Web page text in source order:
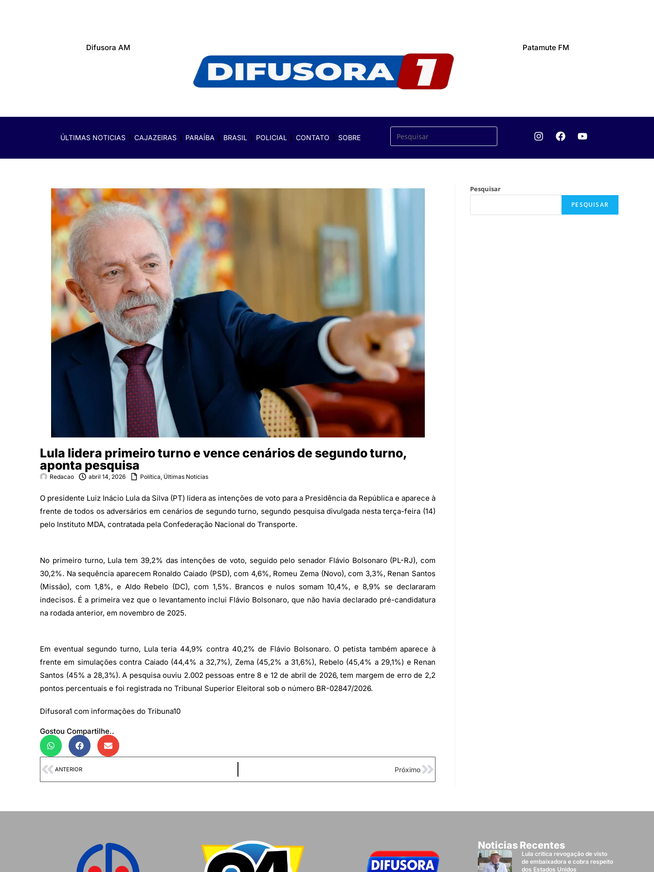
Difusora AM Patamute FM
ÚLTIMAS NOTICIAS CAJAZEIRAS PARAÍBA BRASIL POLICIAL CONTATO SOBRE
Lula lidera primeiro turno e vence cenários de segundo turno,
aponta pesquisa
Redacao abril 14, 2026 Política, Últimas Noticias
O presidente Luiz Inácio Lula da Silva (PT) lidera as intenções de voto para a Presidência da República e aparece à
frente de todos os adversários em cenários de segundo turno, segundo pesquisa divulgada nesta terça-feira (14)
pelo Instituto MDA, contratada pela Confederação Nacional do Transporte.
No primeiro turno, Lula tem 39,2% das intenções de voto, seguido pelo senador Flávio Bolsonaro (PL-RJ), com
30,2%. Na sequência aparecem Ronaldo Caiado (PSD), com 4,6%, Romeu Zema (Novo), com 3,3%, Renan Santos
(Missão), com 1,8%, e Aldo Rebelo (DC), com 1,5%. Brancos e nulos somam 10,4%, e 8,9% se declararam
indecisos. É a primeira vez que o levantamento inclui Flávio Bolsonaro, que não havia declarado pré-candidatura
na rodada anterior, em novembro de 2025.
Em eventual segundo turno, Lula teria 44,9% contra 40,2% de Flávio Bolsonaro. O petista também aparece à
frente em simulações contra Caiado (44,4% a 32,7%), Zema (45,2% a 31,6%), Rebelo (45,4% a 29,1%) e Renan
Santos (45% a 28,3%). A pesquisa ouviu 2.002 pessoas entre 8 e 12 de abril de 2026, tem margem de erro de 2,2
pontos percentuais e foi registrada no Tribunal Superior Eleitoral sob o número BR-02847/2026.
Difusora1 com informações do Tribuna10
Gostou Compartilhe..
ANTERIOR Próximo
Pesquisar
PESQUISAR
Noticias Recentes
Lula critica revogação de visto
de embaixadora e cobra respeito
dos Estados Unidos